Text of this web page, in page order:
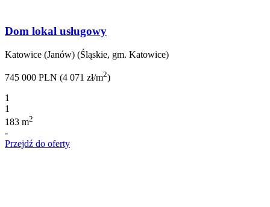
Dom lokal usługowy
Katowice (Janów) (Śląskie, gm. Katowice)
745 000 PLN (4 071 zł/m2)
1
1
183 m2
-
Przejdź do oferty